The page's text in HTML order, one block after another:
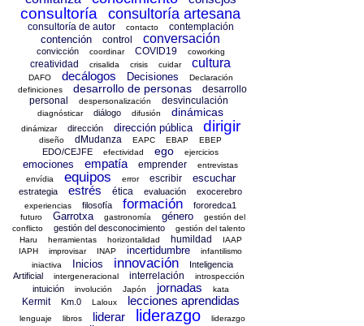
consultoría consultoría artesana
consultoría de autor contacto contemplación
contención control conversación
convicción coordinar COVID19 coworking
creatividad crisalida crisis cuidar cultura
DAFO decálogos Decisiones
Declaración
definiciones
desarrollo de personas
desarrollo
personal
despersonalización desvinculación
diagnósticar diálogo difusión dinámicas
dinámizar dirección dirección pública dirigir
diseño dMudanza EAPC EBAP EBEP
EDO/CEJFE efectividad ego ejercicios
emociones empatía emprender
entrevistas
envídia
equipos error escribir escuchar
estrategia estrés ética evaluación exocerebro
experiencias filosofía formación fororedca1
futuro Garrotxa gastronomía género
gestión del
conflicto
gestión del desconocimiento
gestión del talento
Haru
herramientas horizontalidad humildad
IAAP
IAPH
improvisar INAP incertidumbre
infantilismo
iniactiva
Inicios innovación
Inteligencia
Artificial
intergeneracional interrelación introspección
intuición involución Japón jornadas kata
Kermit Km.0 Laloux lecciones aprendidas
lenguaje libros liderar liderazgo
liderazgo